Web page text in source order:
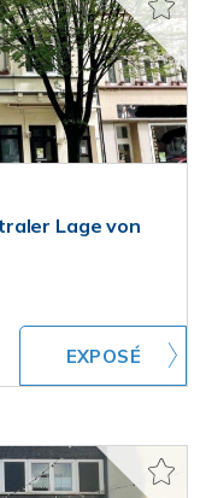
Lage von